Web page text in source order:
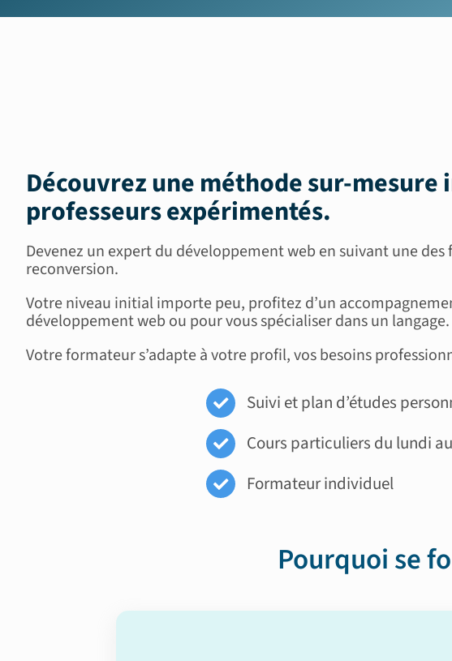
Découvrez une méthode sur-mesure
professeurs expérimentés.
Devenez un expert du développement web en suivant une
reconversion.
Votre niveau initial importe peu, profitez d’un
développement web ou pour vous spécialiser dans un langage.
Votre formateur s’adapte à votre profil, vos besoins
Suivi et plan d’études
Cours particuliers du lundi
Formateur individuel
Pourquoi se